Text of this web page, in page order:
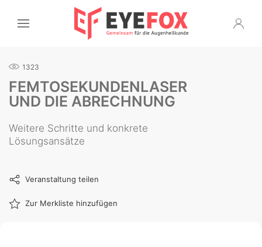
1323
FEMTOSEKUNDENLASER
UND DIE ABRECHNUNG
Weitere Schritte und konkrete
Lösungsansätze
Veranstaltung teilen
Zur Merkliste hinzufügen